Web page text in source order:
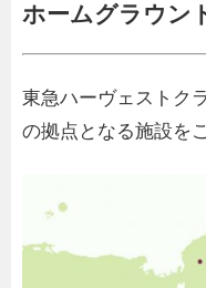
ホームグラウン
東急ハーヴェストク
の拠点となる施設を